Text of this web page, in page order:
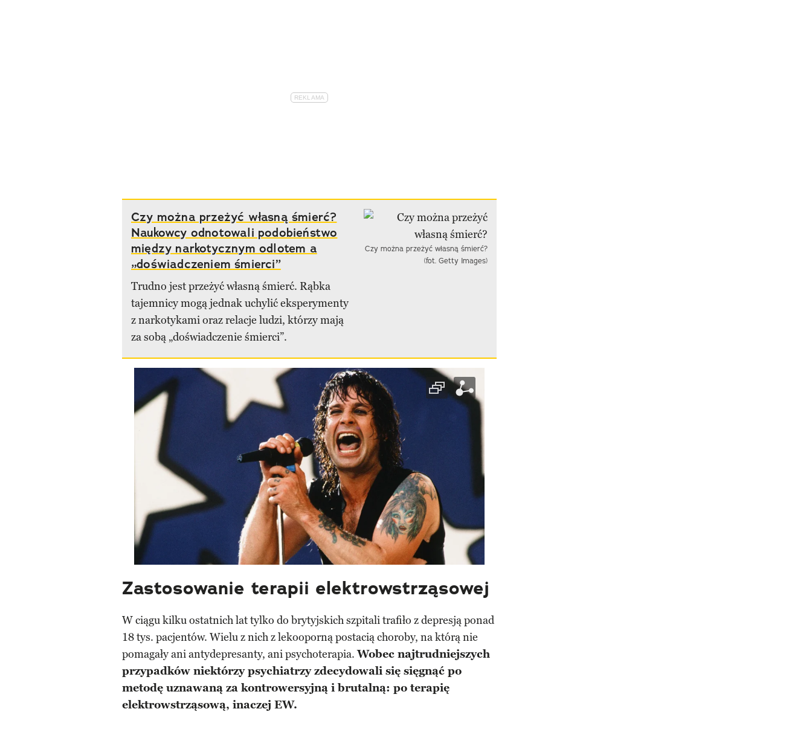
Czy można przeżyć własną śmierć?
Naukowcy odnotowali podobieństwo
między narkotycznym odlotem a
„doświadczeniem śmierci”
Trudno jest przeżyć własną śmierć. Rąbka
tajemnicy mogą jednak uchylić eksperymenty
z narkotykami oraz relacje ludzi, którzy mają
za sobą „doświadczenie śmierci”.
Czy można przeżyć własną śmierć?
(fot. Getty Images)
Zastosowanie terapii elektrowstrząsowej
W ciągu kilku ostatnich lat tylko do brytyjskich szpitali trafiło z depresją ponad
18 tys. pacjentów. Wielu z nich z lekooporną postacią choroby, na którą nie
pomagały ani antydepresanty, ani psychoterapia.Wobec najtrudniejszych
przypadków niektórzy psychiatrzy zdecydowali się sięgnąć po
metodę uznawaną za kontrowersyjną i brutalną: po terapię
elektrowstrząsową, inaczej EW.